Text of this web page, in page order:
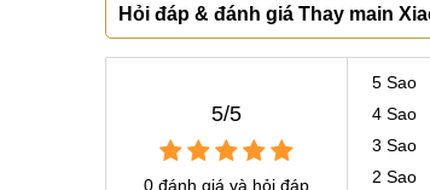
Hệ thống sửa chữa điện thoại di
120 Thái Hà, Q. Đống Đa
Hotline:037.437.9999
Hỏi đáp & đánh giá Thay main
5/5
0 đánh giá và hỏi đáp
5 Sao
4 Sao
3 Sao
2 Sao